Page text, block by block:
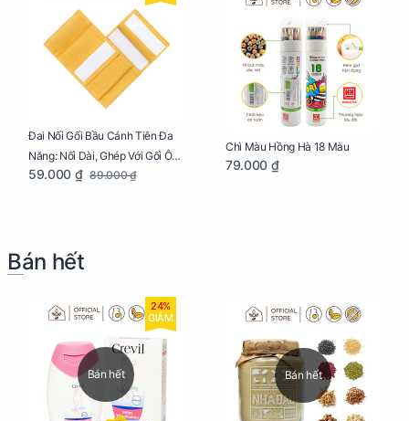
Đai Nối Gối Bầu Cánh Tiên Đa
Năng: Nối Dài, Ghép Với Gối Ôm
Dễ Dàng
59.000 ₫ 89.000 ₫
Chì Màu Hồng Hà 18 Màu
79.000 ₫
Bán hết
Bán hết
24%
GIẢM
Bán hết